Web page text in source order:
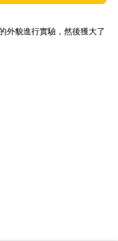
外貌進行實驗，然後獲大了